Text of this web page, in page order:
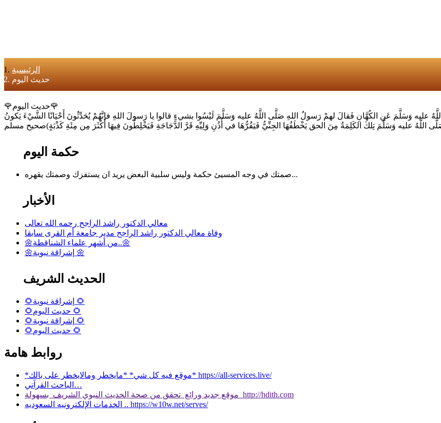
الرئيسية
حديث اليوم
🌹حديث اليوم🌹
وَسَلَّمَ عَنِ الكُهَّانِ فَقالَ لهمْ رَسولُ اللهِ صَلَّى اللَّهُ عليه وَسَلَّمَ لَيْسُوا بشيءٍ قالوا يا رَسولَ اللهِ فإنَّهُمْ يُحَدِّثُونَ أَحْيَانًا الشَّيْءَ يَكونُ
اللَّهُ عليه وَسَلَّمَ تِلكَ الكَلِمَةُ مِنَ الحق يَخْطَفُهَا الجِنِّيُّ فَيَقُرُّهَا في أُذُنِ وَلِيِّهِ قَرَّ الدَّجَاجَةِ فَيَخْلِطُونَ فِيهَا أَكْثَرَ مِن مِئَةِ كَذْبَةٍ)صحيح مسلم
حكمة اليوم
صمتك في وجه المسيئ حكمة وليس سلبية البعض يريد ان يستفزك وصمتك يقهره...
الأخبار
معالي الدكتور راشد الراجح رحمه الله تعالى
وفاة معالي الدكتور راشد الراجح مدير جامعة أم القرى سابقا
🌼من أشهر علماء الشناقطة..🌼
🌼إشراقة نبوية 🌼
الحديث الشريف
🌻إشراقة نبوية 🌻
🌻حديث اليوم 🌻
🌻إشراقة نبوية 🌻
🌻حديث اليوم 🌻
روابط هامة
*موقع فيه كل شي* *مايخطر ومالايخطر على بالك* https://all-services.live/
الباحث القرآني…
موقع جديد ورائع تحقق من صحة الحديث النبوي الشريف بسهولة http://hdith.com
الخدمات الإلكترونيه السعوديه .. https://w10w.net/serves/